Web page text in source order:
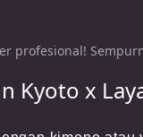
profesional!
Kyoto x